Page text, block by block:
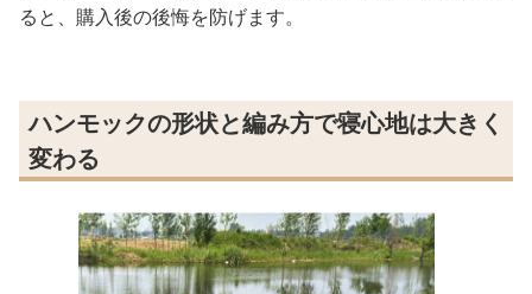
ると、購入後の後悔を防げます。
ハンモックの形状と編み方で寝心地は大きく
変わる